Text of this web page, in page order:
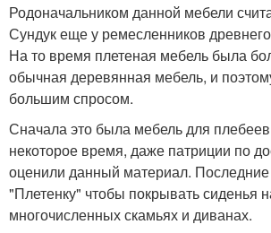
Родоначальником данной мебели
Сундук еще у ремесленников
На то время плетеная мебель была
обычная деревянная мебель, и
большим спросом.
Сначала это была мебель для
некоторое время, даже патриции по
оценили данный материал. Последние
"Плетенку" чтобы покрывать сиденья
многочисленных скамьях и диванах.